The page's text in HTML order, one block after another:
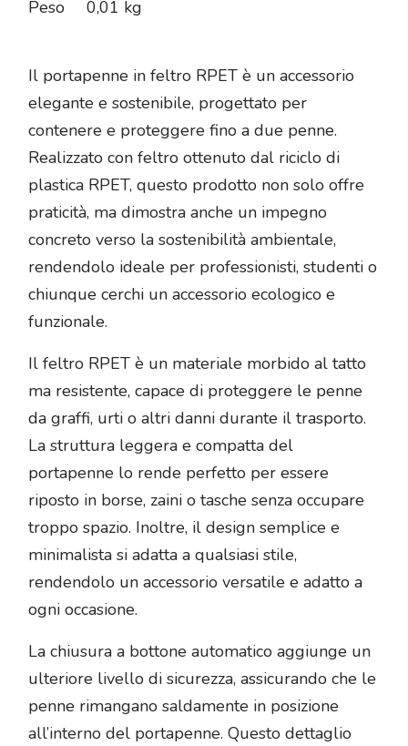
Peso
0,01 kg
Il portapenne in feltro RPET è un accessorio
elegante e sostenibile, progettato per
contenere e proteggere fino a due penne.
Realizzato con feltro ottenuto dal riciclo di
plastica RPET, questo prodotto non solo offre
praticità, ma dimostra anche un impegno
concreto verso la sostenibilità ambientale,
rendendolo ideale per professionisti, studenti o
chiunque cerchi un accessorio ecologico e
funzionale.
Il feltro RPET è un materiale morbido al tatto
ma resistente, capace di proteggere le penne
da graffi, urti o altri danni durante il trasporto.
La struttura leggera e compatta del
portapenne lo rende perfetto per essere
riposto in borse, zaini o tasche senza occupare
troppo spazio. Inoltre, il design semplice e
minimalista si adatta a qualsiasi stile,
rendendolo un accessorio versatile e adatto a
ogni occasione.
La chiusura a bottone automatico aggiunge un
ulteriore livello di sicurezza, assicurando che le
penne rimangano saldamente in posizione
all’interno del portapenne. Questo dettaglio